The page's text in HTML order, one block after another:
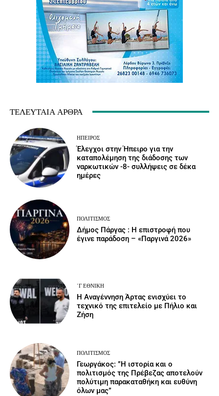
ΤΕΛΕΥΤΑΊΑ ΆΡΘΡΑ
ΉΠΕΙΡΟΣ
Έλεγχοι στην Ήπειρο για την
καταπολέμηση της διάδοσης των
ναρκωτικών -8- συλλήψεις σε δέκα
ημέρες
ΠΟΛΙΤΙΣΜΌΣ
Δήμος Πάργας : Η επιστροφή που
έγινε παράδοση – «Παργινά 2026»
΄Γ ΕΘΝΙΚΉ
Η Αναγέννηση Άρτας ενισχύει το
τεχνικό της επιτελείο με Πήλιο και
Ζήση
ΠΟΛΙΤΙΣΜΌΣ
Γεωργάκος: ”Η ιστορία και ο
πολιτισμός της Πρέβεζας αποτελούν
πολύτιμη παρακαταθήκη και ευθύνη
όλων μας”